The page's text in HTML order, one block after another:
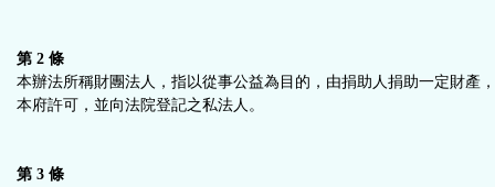
第 2 條
本辦法所稱財團法人，指以從事公益為目的，由捐助人捐助一定財產
本府許可，並向法院登記之私法人。
第 3 條